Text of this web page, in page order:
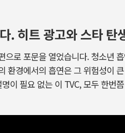
. 히트 광고와 스타 탄
으로 포문을 열었습니다. 청소년
환경에서의 흡연은 그 위험성이
이 필요 없는 이 TVC, 모두 한번